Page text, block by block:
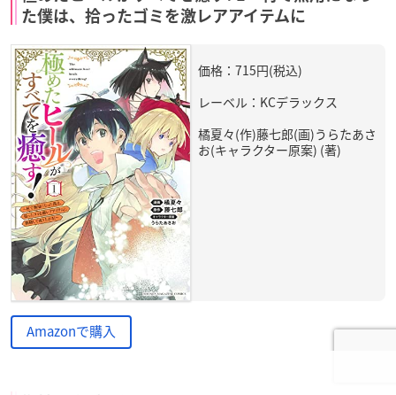
た僕は、拾ったゴミを激レアアイテムに
価格：715円(税込)
レーベル：KCデラックス
橘夏々(作)藤七郎(画)うらたあさ
お(キャラクター原案) (著)
Amazonで購入